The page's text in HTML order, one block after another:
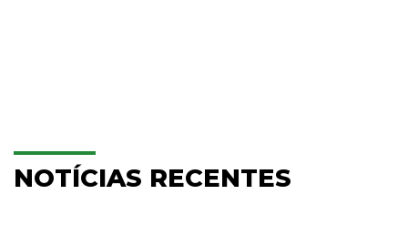
NOTÍCIAS RECENTES